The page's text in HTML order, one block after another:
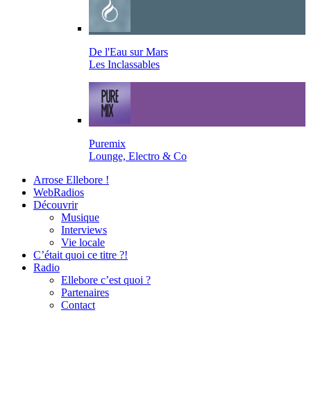
De l'Eau sur Mars
Les Inclassables
Puremix
Lounge, Electro & Co
Arrose Ellebore !
WebRadios
Découvrir
Musique
Interviews
Vie locale
C’était quoi ce titre ?!
Radio
Ellebore c’est quoi ?
Partenaires
Contact